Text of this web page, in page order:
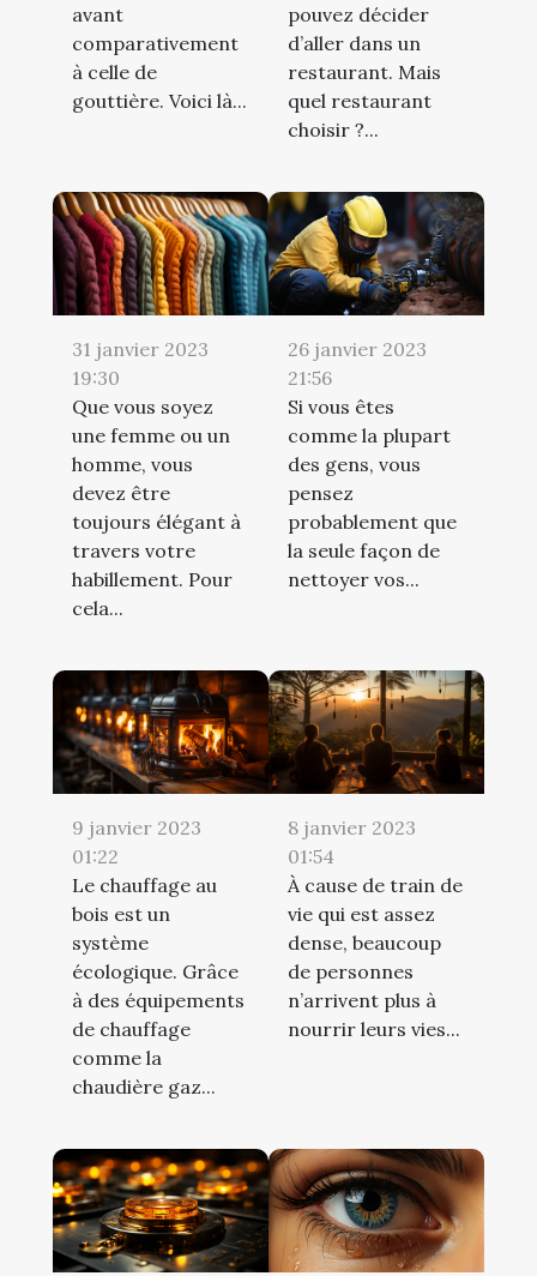
avant
comparativement
à celle de
gouttière. Voici là...
pouvez décider
d’aller dans un
restaurant. Mais
quel restaurant
choisir ?...
31 janvier 2023
19:30
Que vous soyez
une femme ou un
homme, vous
devez être
toujours élégant à
travers votre
habillement. Pour
cela...
26 janvier 2023
21:56
Si vous êtes
comme la plupart
des gens, vous
pensez
probablement que
la seule façon de
nettoyer vos...
9 janvier 2023
01:22
Le chauffage au
bois est un
système
écologique. Grâce
à des équipements
de chauffage
comme la
chaudière gaz...
8 janvier 2023
01:54
À cause de train de
vie qui est assez
dense, beaucoup
de personnes
n’arrivent plus à
nourrir leurs vies...